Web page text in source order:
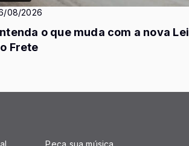
08/2026
o que muda com a nova Lei
Frete